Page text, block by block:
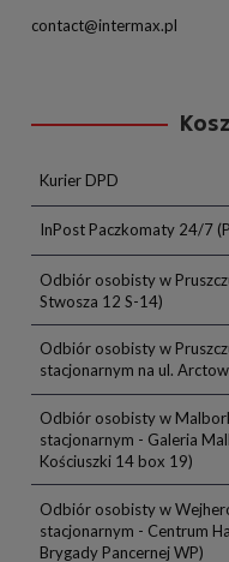
contact@intermax.pl
Kurier DPD
InPost Paczkomaty 24/7
Odbiór osobisty w
Stwosza 12 S-14)
Odbiór osobisty w
stacjonarnym na ul.
Odbiór osobisty w
stacjonarnym - Galeria
Kościuszki 14 box 19)
Odbiór osobisty w
stacjonarnym - Centrum
Brygady Pancernej WP)